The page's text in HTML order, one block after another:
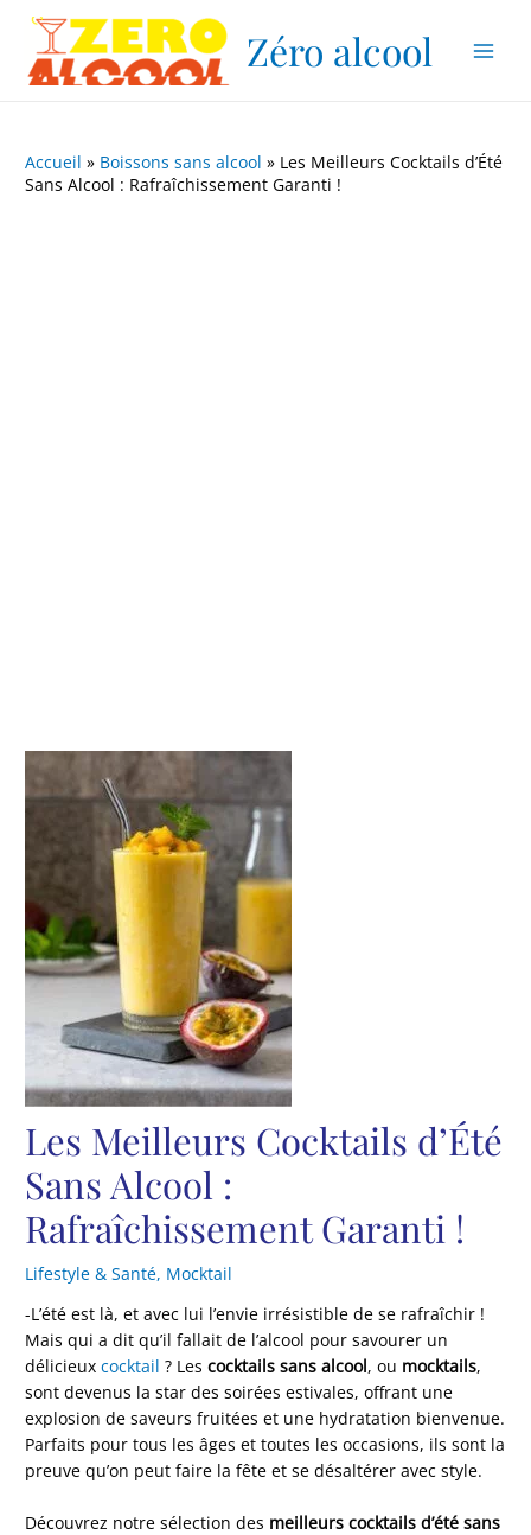
Aller
contenu
Zéro alcool
Accueil » Boissons sans alcool » Les Meilleurs Cocktails d’Été
Sans Alcool : Rafraîchissement Garanti !
Les Meilleurs Cocktails d’Été
Sans Alcool :
Rafraîchissement Garanti !
Lifestyle & Santé, Mocktail
-L’été est là, et avec lui l’envie irrésistible de se rafraîchir !
Mais qui a dit qu’il fallait de l’alcool pour savourer un
délicieuxcocktail ? Lescocktails sans alcool, ou mocktails,
sont devenus la star des soirées estivales, offrant une
explosion de saveurs fruitées et une hydratation bienvenue.
Parfaits pour tous les âges et toutes les occasions, ils sont la
preuve qu’on peut faire la fête et se désaltérer avec style.
Découvrez notre sélection des meilleurs cocktails d’été sans
Navigation
articles